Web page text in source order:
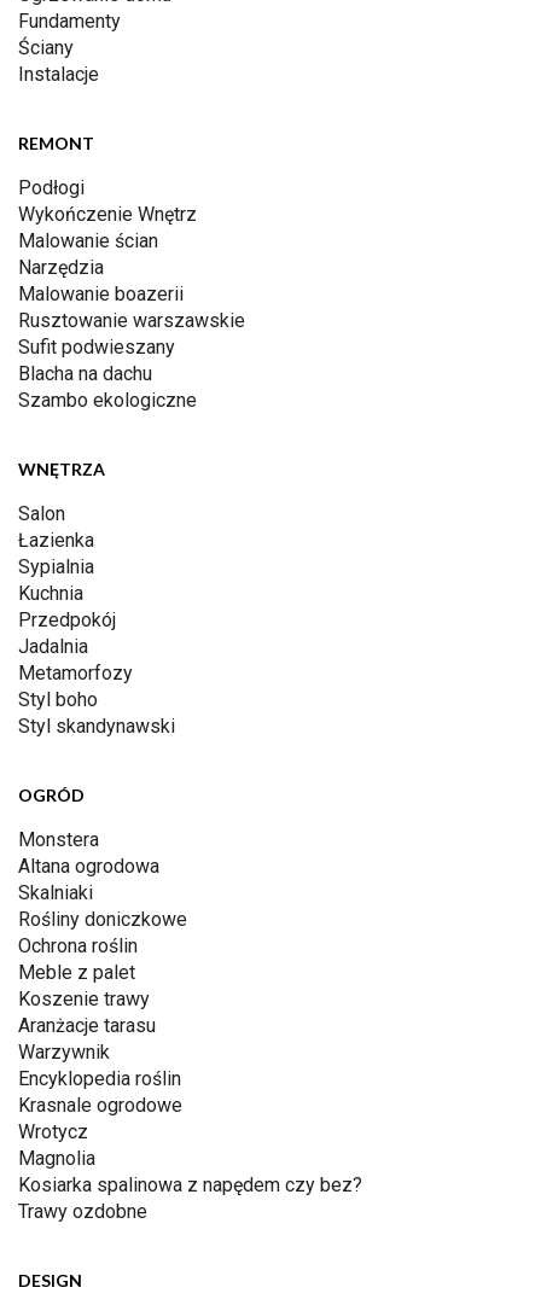
Fundamenty
Ściany
Instalacje
REMONT
Podłogi
Wykończenie Wnętrz
Malowanie ścian
Narzędzia
Malowanie boazerii
Rusztowanie warszawskie
Sufit podwieszany
Blacha na dachu
Szambo ekologiczne
WNĘTRZA
Salon
Łazienka
Sypialnia
Kuchnia
Przedpokój
Jadalnia
Metamorfozy
Styl boho
Styl skandynawski
OGRÓD
Monstera
Altana ogrodowa
Skalniaki
Rośliny doniczkowe
Ochrona roślin
Meble z palet
Koszenie trawy
Aranżacje tarasu
Warzywnik
Encyklopedia roślin
Krasnale ogrodowe
Wrotycz
Magnolia
Kosiarka spalinowa z napędem czy bez?
Trawy ozdobne
DESIGN